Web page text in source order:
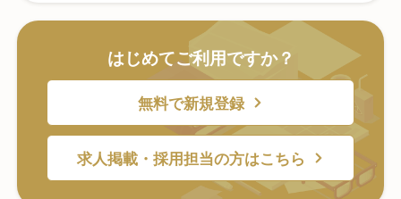
はじめてご利用ですか？
無料で新規登録
求人掲載・採用担当の方はこちら